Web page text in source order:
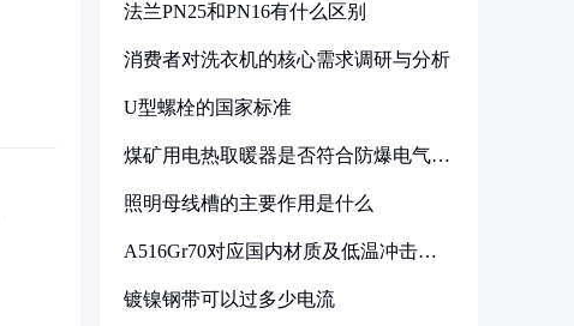
法兰PN25和PN16有什么区别
消费者对洗衣机的核心需求调研与分析
U型螺栓的国家标准
煤矿用电热取暖器是否符合防爆电气设
照明母线槽的主要作用是什么
A516Gr70对应国内材质及低温冲击要
镀镍钢带可以过多少电流